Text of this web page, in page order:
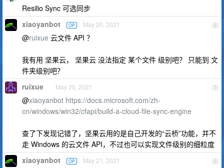
Resilio Sync 可选同步
6
xiaoyanbot OP May 20, 2021
@ruixue 云文件 API ？
我有用 坚果云， 坚果云 没法指定 某个文件 级别吧？ 只能到 文
件夹级别吧？
7
ruixue May 20, 2021
@xiaoyanbot https://docs.microsoft.com/zh-
cn/windows/win32/cfapi/build-a-cloud-file-sync-engine
查了下发现记错了，坚果云用的是自己开发的“云桥”功能，并不
走 Windows 的云文件 API，不过也可以实现文件级别的细粒度
8
xiaoyanbot OP May 21, 2021